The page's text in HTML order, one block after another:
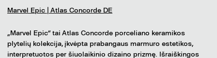
Marvel Epic | Atlas Concorde DE
„Marvel Epic“ tai Atlas Concorde porceliano keramikos
plytelių kolekcija, įkvėpta prabangaus marmuro estetikos,
interpretuotos per šiuolaikinio dizaino prizmę. Išraiškingos